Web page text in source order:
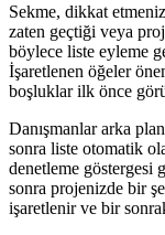
Sekme, dikkat
zaten geçtiği veya
böylece liste eyleme
İşaretlenen öğeler
boşluklar ilk önce
Danışmanlar arka
sonra liste otomatik
denetleme göstergesi
sonra projenizde bir
işaretlenir ve bir